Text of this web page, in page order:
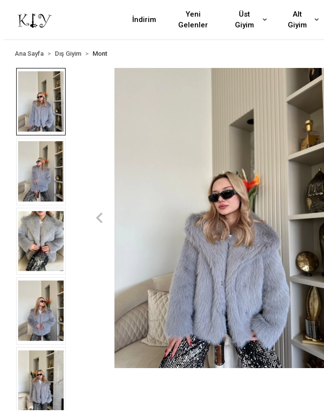
İndirim
Yeni
Gelenler
Üst
Giyim
Alt
Giyim
Ana Sayfa Dış Giyim Mont